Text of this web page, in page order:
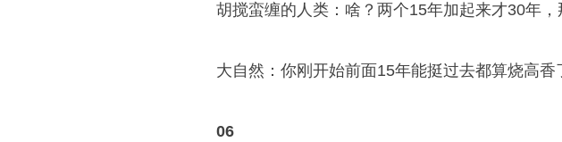
胡搅蛮缠的人类：啥？两个15年加起来才30年，
大自然：你刚开始前面15年能挺过去都算烧高香
06